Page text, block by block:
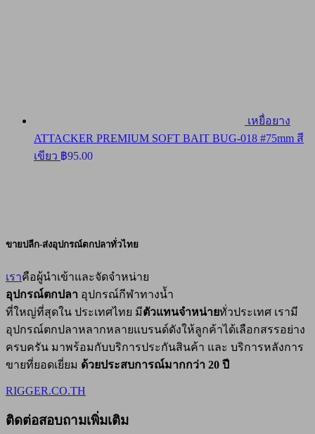
เหยื่อยาง
ATTACKER PREMIUM SOFT BAIT BUG-018 #75mm สี
เขียว ฿95.00
ขายปลีก-ส่งอุปกรณ์ตกปลาทั่วไทย
เราคือผู้นำเข้าและจัดจำหน่าย
อุปกรณ์ตกปลา อุปกรณ์กีฬาทางน้ำ
ที่ใหญ่ที่สุดใน ประเทศไทย มีตัวแทนจำหน่ายทั่วประเทศ เรามี
อุปกรณ์ตกปลาหลากหลายแบรนด์ดังให้ลูกค้าได้เลือกสรรอย่าง
ครบครัน มาพร้อมกับบริการประกันสินค้า และ บริการหลังการ
ขายที่ยอดเยี่ยม ด้วยประสบการณ์มากกว่า 20 ปี
RIGGER.CO.TH
ติดต่อสอบถามเพิ่มเติม